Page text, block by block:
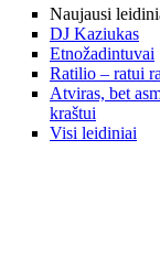
Naujausi
DJ Kaziukas
Etnožadintuvai
Ratilio – ratui
Atviras, bet
kraštui
Visi leidiniai